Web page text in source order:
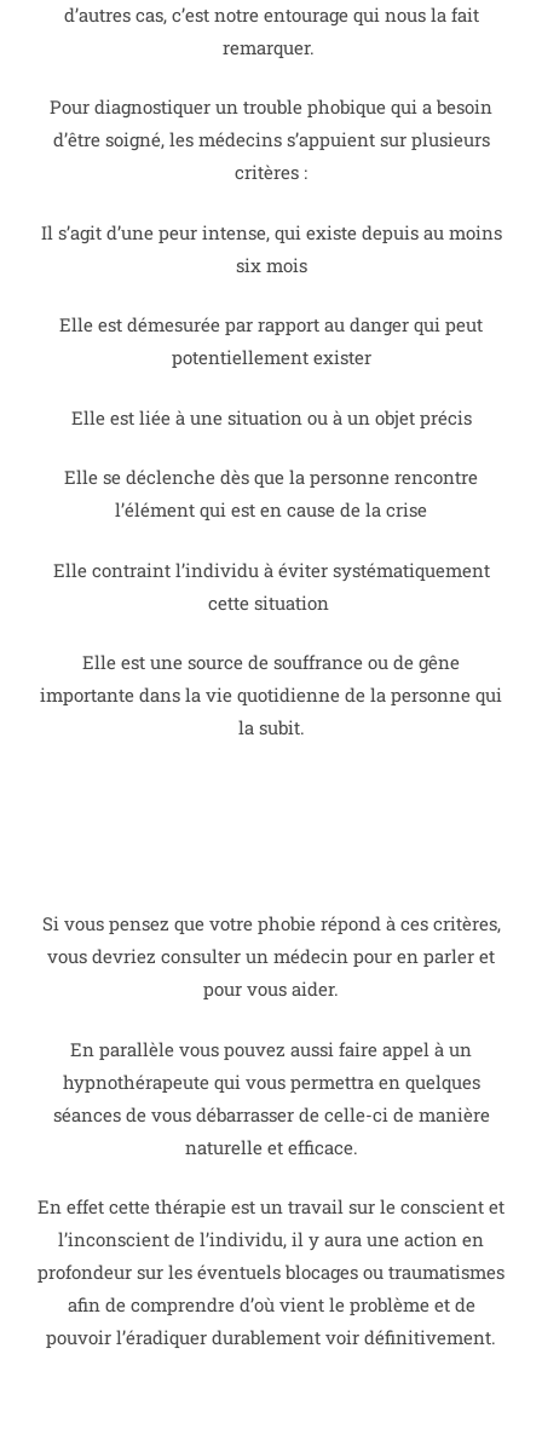
d’autres cas, c’est notre entourage qui nous la fait
remarquer.
Pour diagnostiquer un trouble phobique qui a besoin
d’être soigné, les médecins s’appuient sur plusieurs
critères :
Il s’agit d’une peur intense, qui existe depuis au moins
six mois
Elle est démesurée par rapport au danger qui peut
potentiellement exister
Elle est liée à une situation ou à un objet précis
Elle se déclenche dès que la personne rencontre
l’élément qui est en cause de la crise
Elle contraint l’individu à éviter systématiquement
cette situation
Elle est une source de souffrance ou de gêne
importante dans la vie quotidienne de la personne qui
la subit.
Si vous pensez que votre phobie répond à ces critères,
vous devriez consulter un médecin pour en parler et
pour vous aider.
En parallèle vous pouvez aussi faire appel à un
hypnothérapeute qui vous permettra en quelques
séances de vous débarrasser de celle-ci de manière
naturelle et efficace.
En effet cette thérapie est un travail sur le conscient et
l’inconscient de l’individu, il y aura une action en
profondeur sur les éventuels blocages ou traumatismes
afin de comprendre d’où vient le problème et de
pouvoir l’éradiquer durablement voir définitivement.